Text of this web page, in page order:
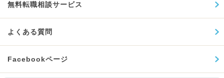
無料転職相談サービス
よくある質問
Facebookページ